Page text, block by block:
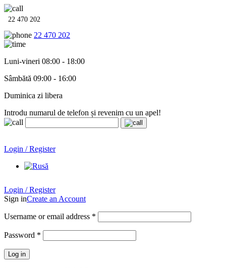
22 470 202
22 470 202
Luni-vineri 08:00 - 18:00
Sâmbătă 09:00 - 16:00
Duminica zi libera
Introdu numarul de telefon și revenim cu un apel!
Login / Register
Login / Register
Sign inCreate an Account
Username or email address *
Password *
Log in